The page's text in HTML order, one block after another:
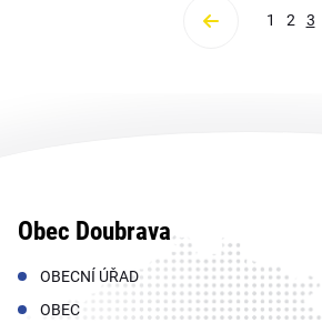
aktivit pro následné společné řešení
1 2 3
Obec Doubrava
OBECNÍ ÚŘAD
OBEC